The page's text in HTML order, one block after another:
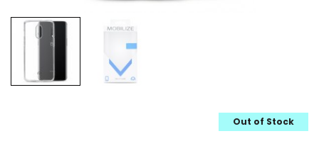
Out of Stock